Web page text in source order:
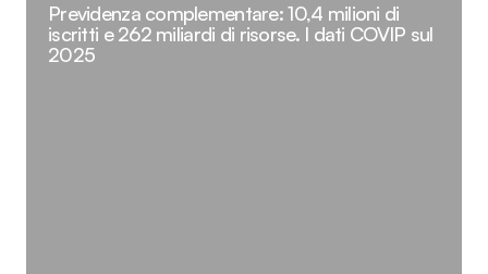
Previdenza complementare: 10,4 milioni di
iscritti e 262 miliardi di risorse. I dati COVIP sul
2025